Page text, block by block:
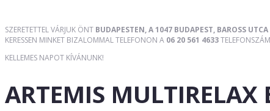
SZERETETTEL VÁRJUK ÖNT BUDAPESTEN, A 1047 BUDAPEST, BAROSS
KERESSEN MINKET BIZALOMMAL TELEFONON A 06 20 561 4633
KELLEMES NAPOT KÍVÁNUNK!
ARTEMIS MULTIRELAX